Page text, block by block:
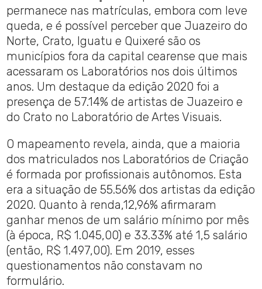
permanece nas matrículas, embora com leve
queda, e é possível perceber que Juazeiro do
Norte, Crato, Iguatu e Quixeré são os
municípios fora da capital cearense que mais
acessaram os Laboratórios nos dois últimos
anos. Um destaque da edição 2020 foi a
presença de 57.14% de artistas de Juazeiro e
do Crato no Laboratório de Artes Visuais.
O mapeamento revela, ainda, que a maioria
dos matriculados nos Laboratórios de Criação
é formada por profissionais autônomos. Esta
era a situação de 55.56% dos artistas da edição
2020. Quanto à renda,12,96% afirmaram
ganhar menos de um salário mínimo por mês
(à época, R$ 1.045,00) e 33.33% até 1,5 salário
(então, R$ 1.497,00). Em 2019, esses
questionamentos não constavam no
formulário.